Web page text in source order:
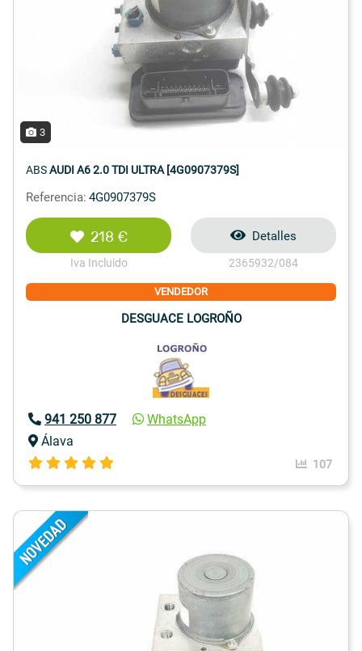
3
ABSAUDI A6 2.0 TDI ULTRA [4G0907379S]
Referencia: 4G0907379S
218 €
Iva Incluido
Detalles
2365932/084
VENDEDOR
DESGUACE LOGROÑO
941 250 877
WhatsApp
Álava
107